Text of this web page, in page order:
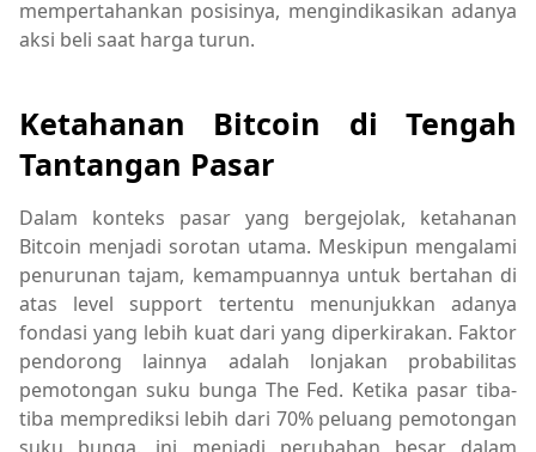
mempertahankan posisinya, mengindikasikan adanya
aksi beli saat harga turun.
Ketahanan Bitcoin di Tengah
Tantangan Pasar
Dalam konteks pasar yang bergejolak, ketahanan
Bitcoin menjadi sorotan utama. Meskipun mengalami
penurunan tajam, kemampuannya untuk bertahan di
atas level support tertentu menunjukkan adanya
fondasi yang lebih kuat dari yang diperkirakan. Faktor
pendorong lainnya adalah lonjakan probabilitas
pemotongan suku bunga The Fed. Ketika pasar tiba-
tiba memprediksi lebih dari 70% peluang pemotongan